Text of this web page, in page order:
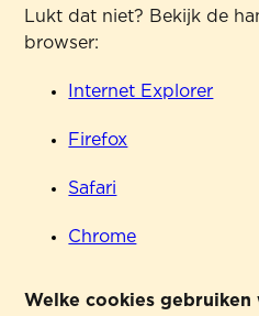
Lukt dat niet? Bekijk de
browser:
Internet Explorer
Firefox
Safari
Chrome
Welke cookies gebruiken